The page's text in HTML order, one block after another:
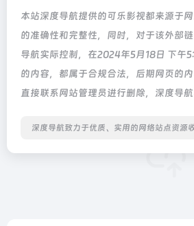
本站深度导航提供的可乐影视都来源于
的准确性和完整性，同时，对于该外部
导航实际控制，在2024年5月18日 下午
的内容，都属于合规合法，后期网页的
直接联系网站管理员进行删除，深度导航
深度导航致力于优质、实用的网络站点资源